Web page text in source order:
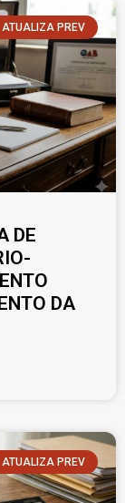
ATUALIZA PREV
DE
DA
ATUALIZA PREV